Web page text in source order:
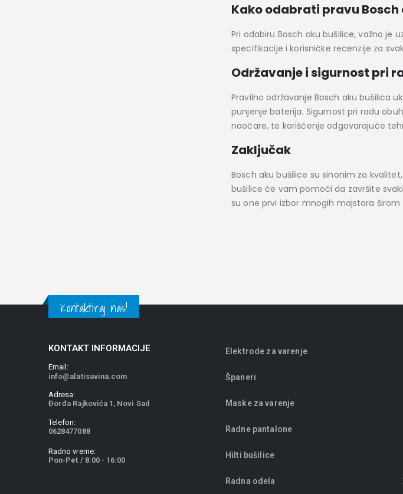
Kako odabrati pravu Bosch
Pri odabiru Bosch aku bušilice, važno je
specifikacije i korisničke recenzije za
Održavanje i sigurnost pri
Pravilno održavanje Bosch aku bušilica
punjenje baterija. Sigurnost pri radu
naočare, te korišćenje odgovarajuće
Zaključak
Bosch aku bušilice su sinonim za
bušilice će vam pomoći da završite
su one prvi izbor mnogih majstora širom
Kontaktiraj nas!
KONTAKT INFORMACIJE
Email:
info@alatisavina.com
Adresa:
Đorđa Rajkovića 1, Novi Sad
Telefon:
0628477088
Radno vreme:
Pon-Pet / 8:00 - 16:00
Elektrode za varenje
Španeri
Maske za varenje
Radne pantalone
Hilti bušilice
Radna odela